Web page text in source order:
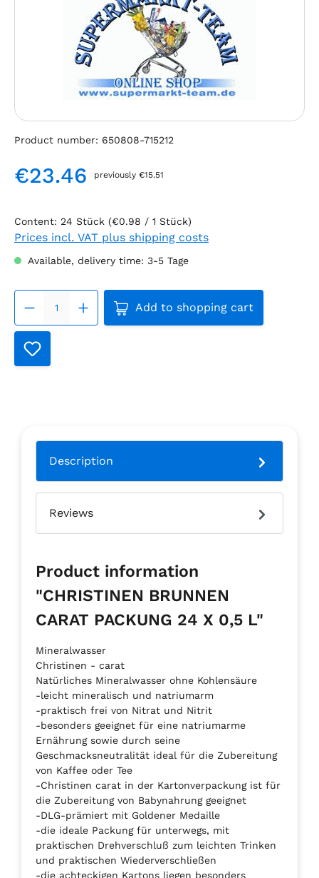
Product number: 650808-715212
Regular price:
€23.46 previously €15.51
Content: 24 Stück (€0.98 / 1 Stück)
Prices incl. VAT plus shipping costs
Available, delivery time: 3-5 Tage
Product Quantity: Enter
Add to shopping cart
Description
Reviews
Product information
"CHRISTINEN BRUNNEN
CARAT PACKUNG 24 X 0,5 L"
Mineralwasser
Christinen - carat
Natürliches Mineralwasser ohne Kohlensäure
-leicht mineralisch und natriumarm
-praktisch frei von Nitrat und Nitrit
-besonders geeignet für eine natriumarme
Ernährung sowie durch seine
Geschmacksneutralität ideal für die Zubereitung
von Kaffee oder Tee
-Christinen carat in der Kartonverpackung ist für
die Zubereitung von Babynahrung geeignet
-DLG-prämiert mit Goldener Medaille
-die ideale Packung für unterwegs, mit
praktischen Drehverschluß zum leichten Trinken
und praktischen Wiederverschließen
-die achteckigen Kartons liegen besonders